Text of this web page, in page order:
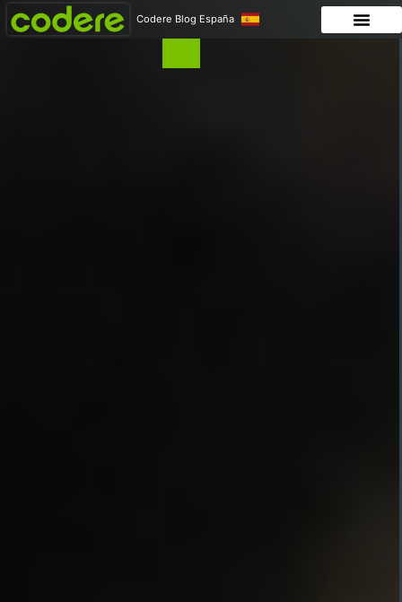
Codere Blog España